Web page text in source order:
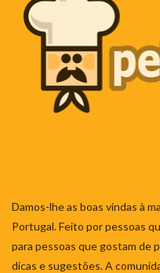
Damos-lhe as boas vindas à
Portugal. Feito por pessoas
para pessoas que gostam de
dicas e sugestões. A